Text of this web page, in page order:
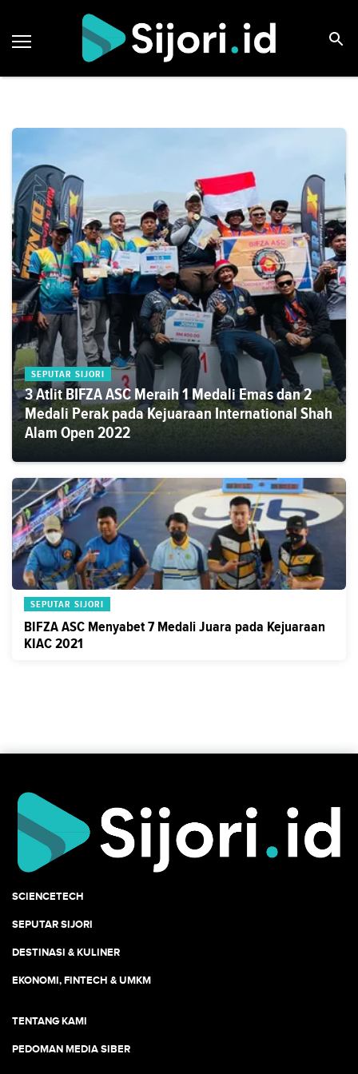
SEPUTAR SIJORI
3 Atlit BIFZA ASC Meraih 1 Medali Emas dan 2
Medali Perak pada Kejuaraan International Shah
Alam Open 2022
SEPUTAR SIJORI
BIFZA ASC Menyabet 7 Medali Juara pada Kejuaraan
KIAC 2021
SCIENCETECH
SEPUTAR SIJORI
DESTINASI & KULINER
EKONOMI, FINTECH & UMKM
TENTANG KAMI
PEDOMAN MEDIA SIBER